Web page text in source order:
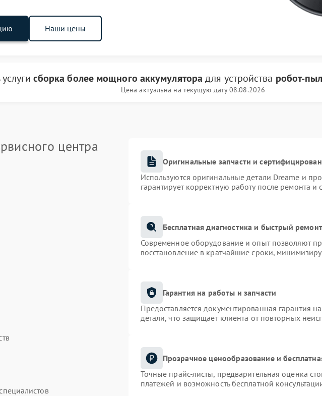
Наши цены
сборка более мощного аккумулятора для устройства робот-
Цена актуальна на текущую дату 08.08.2026
центра
Оригинальные запчасти и
Используются оригинальные детали Dreame и
гарантирует корректную работу после ремонта и
Бесплатная диагностика и быстрый ремонт
Современное оборудование и опыт позволяют
восстановление в кратчайшие сроки,
Гарантия на работы и запчасти
Предоставляется документированная гарантия
детали, что защищает клиента от повторных
Прозрачное ценообразование и
Точные прайс-листы, предварительная оценка
платежей и возможность бесплатной